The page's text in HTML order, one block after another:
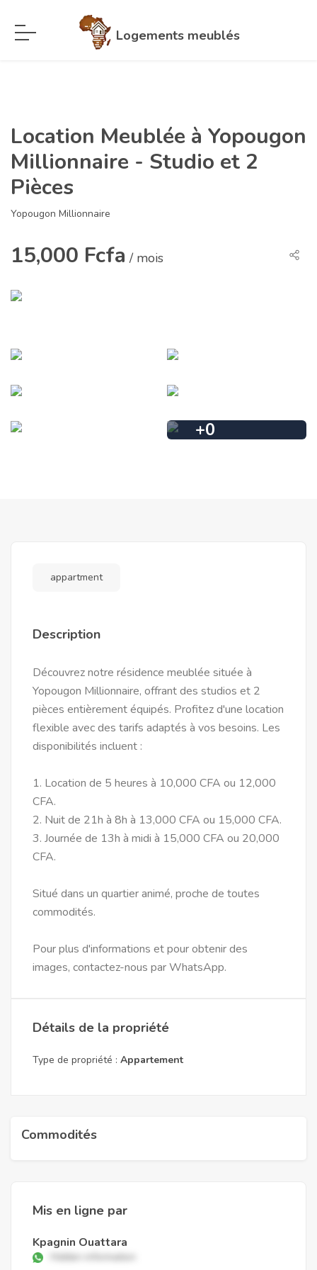
Logements meublés
Location Meublée à Yopougon
Millionnaire - Studio et 2
Pièces
Yopougon Millionnaire
15,000 Fcfa / mois
+0
appartment
Description
Découvrez notre résidence meublée située à
Yopougon Millionnaire, offrant des studios et 2
pièces entièrement équipés. Profitez d'une location
flexible avec des tarifs adaptés à vos besoins. Les
disponibilités incluent :
1. Location de 5 heures à 10,000 CFA ou 12,000
CFA.
2. Nuit de 21h à 8h à 13,000 CFA ou 15,000 CFA.
3. Journée de 13h à midi à 15,000 CFA ou 20,000
CFA.
Situé dans un quartier animé, proche de toutes
commodités.
Pour plus d'informations et pour obtenir des
images, contactez-nous par WhatsApp.
Détails de la propriété
Type de propriété : Appartement
Commodités
Mis en ligne par
Kpagnin Ouattara